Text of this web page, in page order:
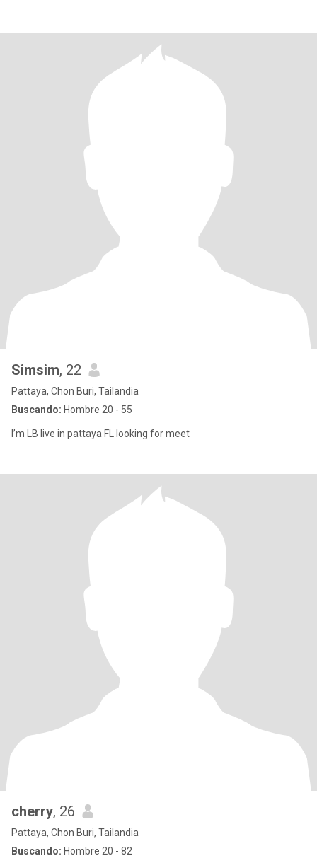
Simsim, 22
Pattaya, Chon Buri, Tailandia
Buscando: Hombre 20 - 55
I’m LB live in pattaya FL looking for meet
cherry, 26
Pattaya, Chon Buri, Tailandia
Buscando: Hombre 20 - 82